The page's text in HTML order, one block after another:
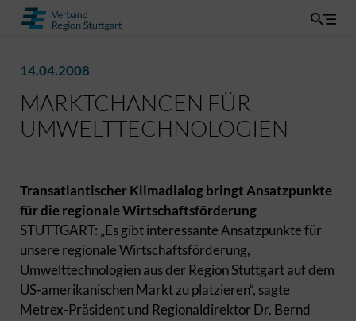
14.04.2008
MARKTCHANCEN FÜR
UMWELTTECHNOLOGIEN
Transatlantischer Klimadialog bringt Ansatzpunkte
für die regionale Wirtschaftsförderung
STUTTGART: „Es gibt interessante Ansatzpunkte für
unsere regionale Wirtschaftsförderung,
Umwelttechnologien aus der Region Stuttgart auf dem
US-amerikanischen Markt zu platzieren“, sagte
Metrex-Präsident und Regionaldirektor Dr. Bernd